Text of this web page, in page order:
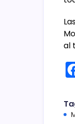
al